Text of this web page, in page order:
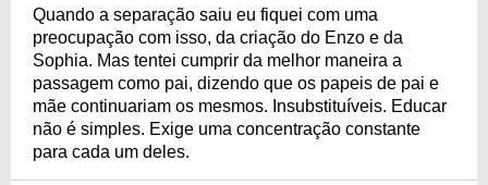
Quando a separação saiu eu fiquei com uma
preocupação com isso, da criação do Enzo e da
Sophia. Mas tentei cumprir da melhor maneira a
passagem como pai, dizendo que os papeis de pai e
mãe continuariam os mesmos. Insubstituíveis. Educar
não é simples. Exige uma concentração constante
para cada um deles.